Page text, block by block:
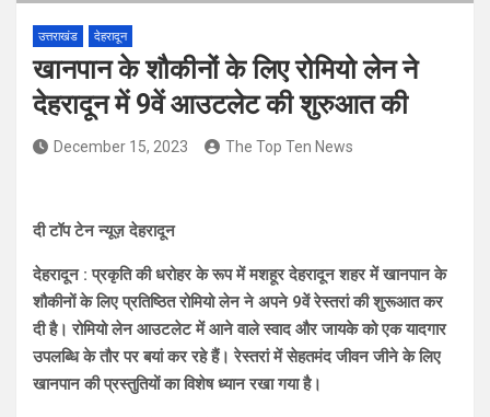
उत्तराखंड देहरादून
खानपान के शौकीनों के लिए रोमियो लेन ने
देहरादून में 9वें आउटलेट की शुरुआत की
December 15, 2023 The Top Ten News
दी टॉप टेन न्यूज़ देहरादून
देहरादून : प्रकृति की धरोहर के रूप में मशहूर देहरादून शहर में खानपान के
शौकीनों के लिए प्रतिष्ठित रोमियो लेन ने अपने 9वें रेस्तरां की शुरूआत कर
दी है। रोमियो लेन आउटलेट में आने वाले स्वाद और जायके को एक यादगार
उपलब्धि के तौर पर बयां कर रहे हैं। रेस्तरां में सेहतमंद जीवन जीने के लिए
खानपान की प्रस्तुतियों का विशेष ध्यान रखा गया है।